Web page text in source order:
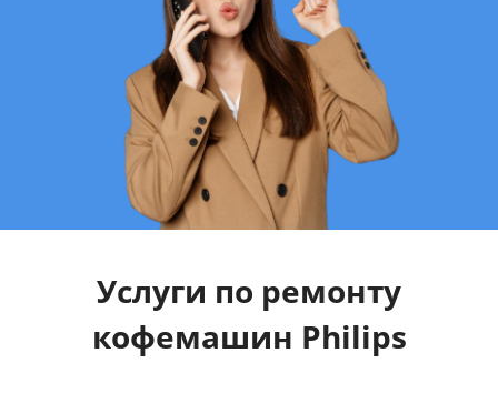
Услуги по ремонту
кофемашин Philips